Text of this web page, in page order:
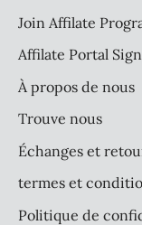
Join Affilate
Affilate Portal
À propos de nous
Trouve nous
Échanges et
termes et
Politique de